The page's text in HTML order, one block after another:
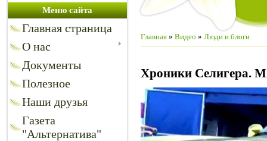
Меню сайта
Главная страница
О нас
Документы
Полезное
Наши друзья
Газета
"Альтернатива"
Главная » Видео » Люди и блоги
Хроники Селигера.